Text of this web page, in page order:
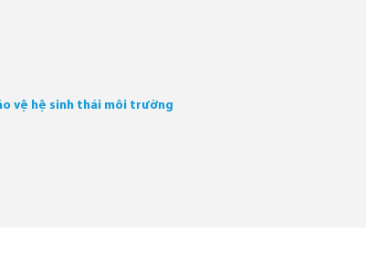
vệ hệ sinh thái môi trường